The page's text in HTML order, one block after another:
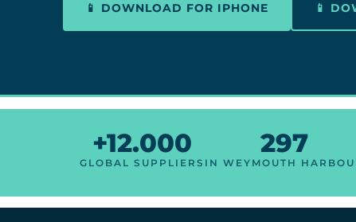
📱 DOWNLOAD FOR IPHONE 📱
+12.000
GLOBAL SUPPLIERS
297
IN WEYMOUTH